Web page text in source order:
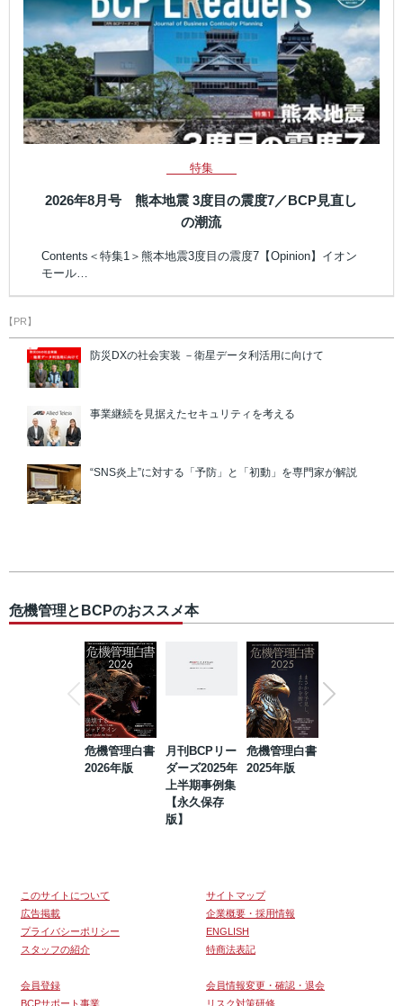
特集
2026年8月号 熊本地震 3度目の震度7／BCP見直し
の潮流
Contents＜特集1＞熊本地震3度目の震度7【Opinion】イオン
モール…
【PR】
防災DXの社会実装 －衛星データ利活用に向けて
事業継続を見据えたセキュリティを考える
“SNS炎上”に対する「予防」と「初動」を専門家が解説
危機管理とBCPのおススメ本
危機管理白書
2026年版
月刊BCPリー
ダーズ2025年
上半期事例集
【永久保存
版】
危機管理白書
2025年版
このサイトについて
サイトマップ
広告掲載
企業概要・採用情報
プライバシーポリシー
ENGLISH
スタッフの紹介
特商法表記
会員登録
会員情報変更・確認・退会
BCPサポート事業
リスク対策研修